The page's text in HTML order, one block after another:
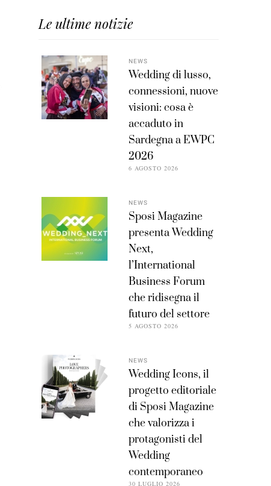
Le ultime notizie
NEWS
Wedding di lusso,
connessioni, nuove
visioni: cosa è
accaduto in
Sardegna a EWPC
2026
6 AGOSTO 2026
NEWS
Sposi Magazine
presenta Wedding
Next,
l’International
Business Forum
che ridisegna il
futuro del settore
5 AGOSTO 2026
NEWS
Wedding Icons, il
progetto editoriale
di Sposi Magazine
che valorizza i
protagonisti del
Wedding
contemporaneo
30 LUGLIO 2026